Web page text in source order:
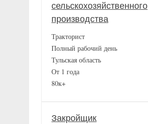
сельскохозяйственного
производства
Тракторист
Полный рабочий день
Тульская область
От 1 года
80к+
Закройщик